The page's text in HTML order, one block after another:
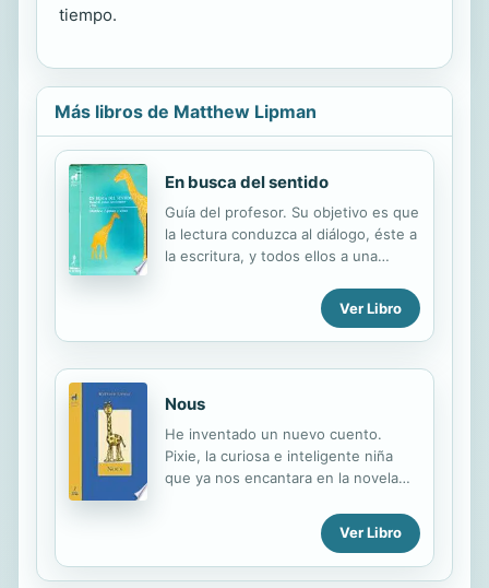
tiempo.
Más libros de Matthew Lipman
En busca del sentido
Guía del profesor. Su objetivo es que
la lectura conduzca al diálogo, éste a
la escritura, y todos ellos a una
descubriendo el mundo que loVer Libro
Nous
He inventado un nuevo cuento.
Pixie, la curiosa e inteligente niña
que ya nos encantara en la novela
ahora una nueva historia con seres
maravillosos... que nos obliga a
todos a pensar y nos ayuda a decidir.
Ver Libro